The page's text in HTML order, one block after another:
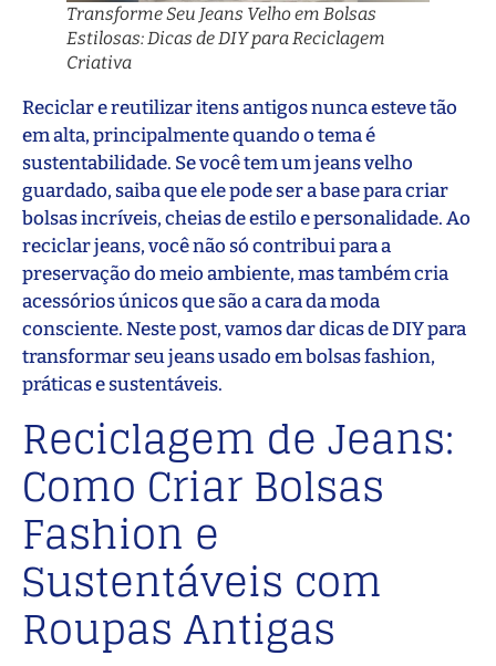
Transforme Seu Jeans Velho em Bolsas
Estilosas: Dicas de DIY para Reciclagem
Criativa
Reciclar e reutilizar itens antigos nunca esteve tão
em alta, principalmente quando o tema é
sustentabilidade. Se você tem um jeans velho
guardado, saiba que ele pode ser a base para criar
bolsas incríveis, cheias de estilo e personalidade. Ao
reciclar jeans, você não só contribui para a
preservação do meio ambiente, mas também cria
acessórios únicos que são a cara da moda
consciente. Neste post, vamos dar dicas de DIY para
transformar seu jeans usado em bolsas fashion,
práticas e sustentáveis.
Reciclagem de Jeans:
Como Criar Bolsas
Fashion e
Sustentáveis com
Roupas Antigas